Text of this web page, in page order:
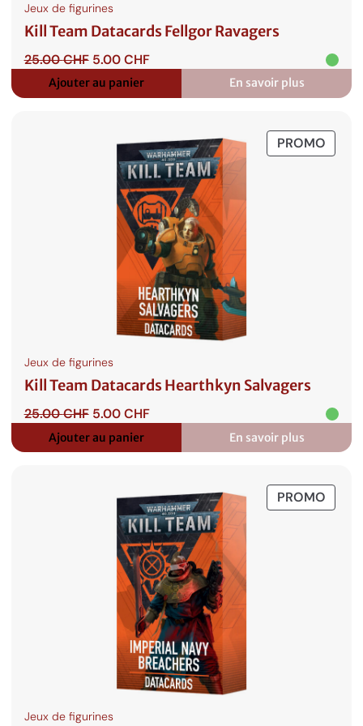
Jeux de figurines
Kill Team Datacards Fellgor Ravagers
25.00CHF Le
prix
initial
5.00CHFLe
actuel
Ajouter au panier En savoir plus
:
Kill
Datacards
Fellgor
Ravagers
PROMO
EN
Jeux de figurines
Kill Team Datacards Hearthkyn Salvagers
25.00CHF Le
initial
5.00CHFLe
actuel
Ajouter au panier En savoir plus
:
Kill
Datacards
Hearthkyn
Salvagers
PROMO
EN
Jeux de figurines